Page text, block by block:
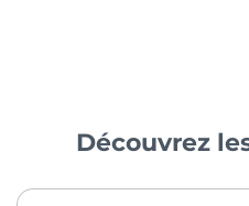
Découvrez